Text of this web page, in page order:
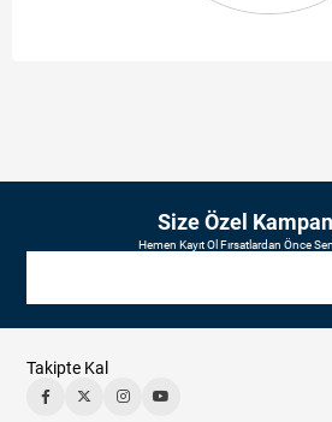
Size Özel
Hemen Kayıt Ol Fırsatlardan Önce
Takipte Kal